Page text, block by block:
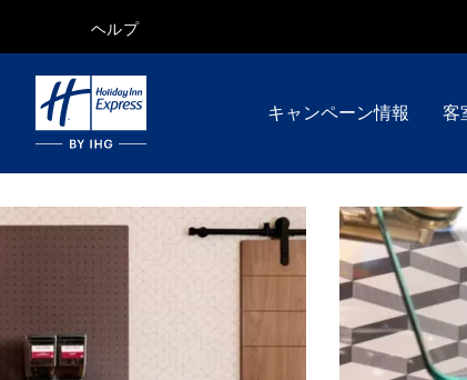
ヘルプ
キャンペーン情報 客